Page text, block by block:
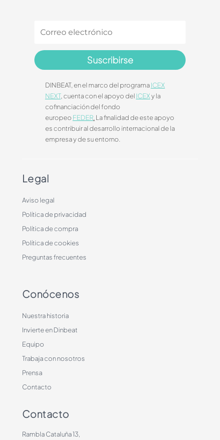
Suscribirse
DINBEAT, en el marco del programaICEX
NEXT, cuenta con el apoyo del ICEXy la
cofinanciación del fondo
europeo FEDER. La finalidad de este apoyo
es contribuir al desarrollo internacional de la
empresa y de su entorno.
Legal
Aviso legal
Política de privacidad
Política de compra
Política de cookies
Preguntas frecuentes
Conócenos
Nuestra historia
Invierte en Dinbeat
Equipo
Trabaja con nosotros
Prensa
Contacto
Contacto
Rambla Cataluña 13,